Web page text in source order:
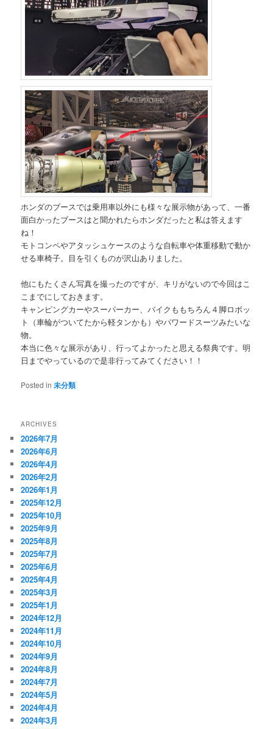
ホンダのブースでは乗用車以外にも様々な展示物があって、一番
面白かったブースはと聞かれたらホンダだったと私は答えます
ね！
モトコンペやアタッシュケースのような自転車や体重移動で動か
せる車椅子。目を引くものが沢山ありました。
他にもたくさん写真を撮ったのですが、キリがないので今回はこ
こまでにしておきます。
キャンピングカーやスーパーカー、バイクももちろん４脚ロボッ
ト（車輪がついてたから軽タンかも）やパワードスーツみたいな
物。
本当に色々な展示があり、行ってよかったと思える祭典です。明
日までやっているので是非行ってみてください！！
Posted in 未分類
ARCHIVES
2026年7月
2026年6月
2026年4月
2026年2月
2026年1月
2025年12月
2025年10月
2025年9月
2025年8月
2025年7月
2025年6月
2025年4月
2025年3月
2025年1月
2024年12月
2024年11月
2024年10月
2024年9月
2024年8月
2024年7月
2024年5月
2024年4月
2024年3月